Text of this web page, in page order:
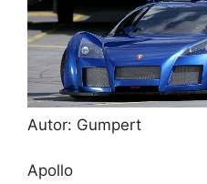
Autor: Gumpert
Apollo